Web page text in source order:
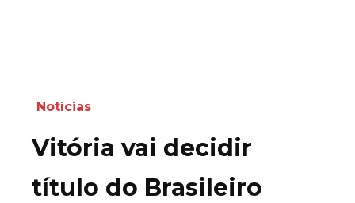
Notícias
Vitória vai decidir
título do Brasileiro